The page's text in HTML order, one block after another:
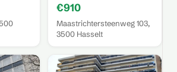
€910
Maastrichtersteenweg 103,
3500 Hasselt